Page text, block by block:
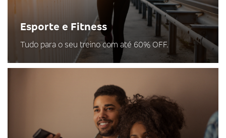
Esporte e Fitness
Tudo para o seu treino com até 60% OFF.